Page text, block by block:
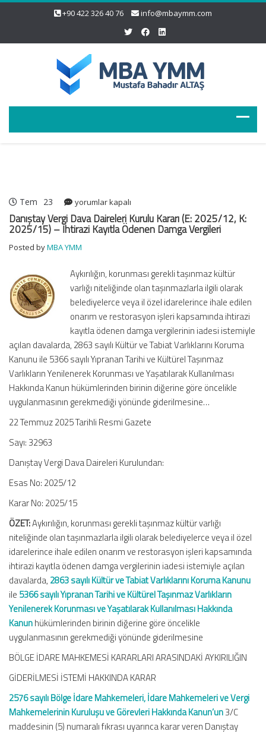
+90 422 326 40 76 info@mbaymm.com
Tem 23
Danıştay
Vergi
Dava
Daireleri
Kurulu
(E:
2025/12,
K:
2025/15)
İhtirazi
Kayıtla
Ödenen
Damga
Vergileri
için
yorumlar kapalı
Danıştay Vergi Dava Daireleri Kurulu Kararı (E: 2025/12, K:
2025/15) – İhtirazi Kayıtla Ödenen Damga Vergileri
Posted byMBA YMM
Aykırılığın, korunması gerekli taşınmaz kültür
varlığı niteliğinde olan taşınmazlarla ilgili olarak
belediyelerce veya il özel idarelerince ihale edilen
onarım ve restorasyon işleri kapsamında ihtirazi
kayıtla ödenen damga vergilerinin iadesi istemiyle
açılan davalarda, 2863 sayılı Kültür ve Tabiat Varlıklarını Koruma
Kanunu ile 5366 sayılı Yıpranan Tarihi ve Kültürel Taşınmaz
Varlıkların Yenilenerek Korunması ve Yaşatılarak Kullanılması
Hakkında Kanun hükümlerinden birinin diğerine göre öncelikle
uygulanmasının gerekmediği yönünde giderilmesine…
22 Temmuz 2025 Tarihli Resmi Gazete
Sayı: 32963
Danıştay Vergi Dava Daireleri Kurulundan:
Esas No: 2025/12
Karar No: 2025/15
ÖZET:Aykırılığın, korunması gerekli taşınmaz kültür varlığı
niteliğinde olan taşınmazlarla ilgili olarak belediyelerce veya il özel
idarelerince ihale edilen onarım ve restorasyon işleri kapsamında
ihtirazi kayıtla ödenen damga vergilerinin iadesi istemiyle açılan
davalarda, 2863 sayılı Kültür ve Tabiat Varlıklarını Koruma Kanunu
ile 5366 sayılı Yıpranan Tarihi ve Kültürel Taşınmaz Varlıkların
Yenilenerek Korunması ve Yaşatılarak Kullanılması Hakkında
Kanunhükümlerinden birinin diğerine göre öncelikle
uygulanmasının gerekmediği yönünde giderilmesine
BÖLGE İDARE MAHKEMESİ KARARLARI ARASINDAKİ AYKIRILIĞIN
GİDERİLMESİ İSTEMİ HAKKINDA KARAR
2576 sayılı Bölge İdare Mahkemeleri, İdare Mahkemeleri ve Vergi
Mahkemelerinin Kuruluşu ve Görevleri Hakkında Kanun’un3/C
maddesinin (5) numaralı fıkrası uyarınca karar veren Danıştay